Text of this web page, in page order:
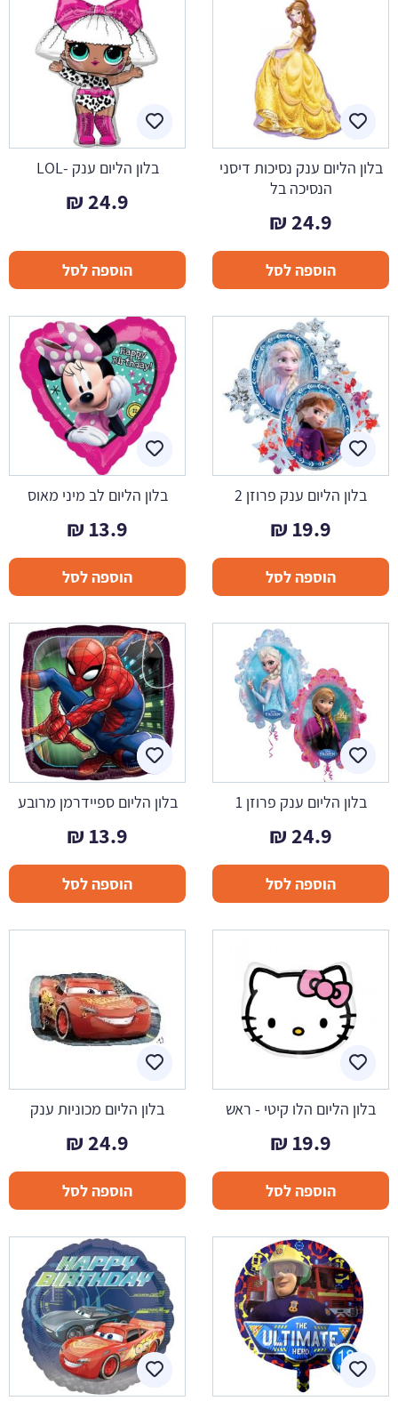
בלון הליום ענק נסיכות דיסני
הנסיכה בל
24.9
₪
הוספה לסל
בלון הליום ענק -LOL
24.9
₪
הוספה לסל
בלון הליום ענק פרוזן 2
19.9
₪
הוספה לסל
בלון הליום לב מיני מאוס
13.9
₪
הוספה לסל
בלון הליום ענק פרוזן 1
24.9
₪
הוספה לסל
בלון הליום ספיידרמן מרובע
13.9
₪
הוספה לסל
בלון הליום הלו קיטי - ראש
19.9
₪
הוספה לסל
בלון הליום מכוניות ענק
24.9
₪
הוספה לסל